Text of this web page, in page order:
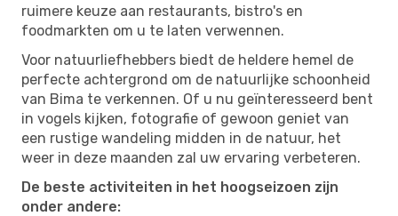
ruimere keuze aan restaurants, bistro's en
foodmarkten om u te laten verwennen.
Voor natuurliefhebbers biedt de heldere hemel de
perfecte achtergrond om de natuurlijke schoonheid
van Bima te verkennen. Of u nu geïnteresseerd bent
in vogels kijken, fotografie of gewoon geniet van
een rustige wandeling midden in de natuur, het
weer in deze maanden zal uw ervaring verbeteren.
De beste activiteiten in het hoogseizoen zijn
onder andere: